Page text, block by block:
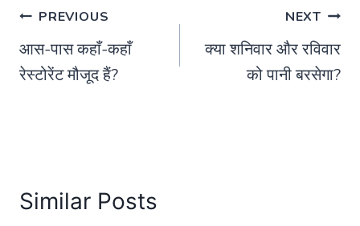
Post
navigation
PREVIOUS
आस-पास कहाँ-कहाँ
रेस्टोरेंट मौजूद हैं?
NEXT
क्या शनिवार और रविवार
को पानी बरसेगा?
Similar Posts